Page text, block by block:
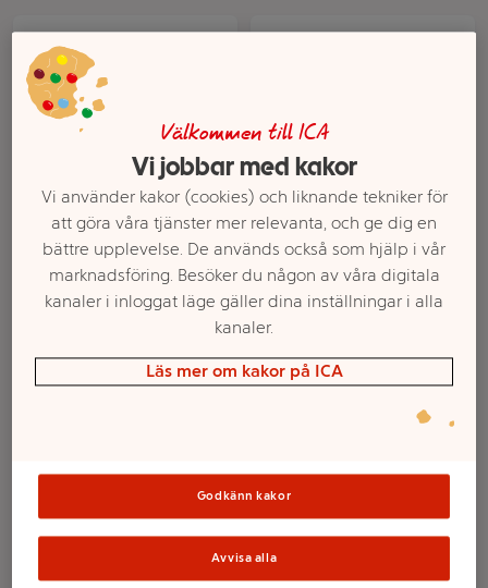
Hundsnacks Nordic Mini
Bits Kyckling 120g Best
friend
Välj butik
Oxben 360g My Treat
Välj butik
Välkommen till ICA
Vi jobbar med kakor
Vi använder kakor (cookies) och liknande tekniker för
att göra våra tjänster mer relevanta, och ge dig en
bättre upplevelse. De används också som hjälp i vår
marknadsföring. Besöker du någon av våra digitala
kanaler i inloggat läge gäller dina inställningar i alla
kanaler.
Läs mer om kakor på ICA
Godkänn kakor
Avvisa alla